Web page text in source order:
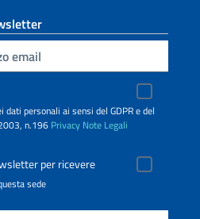
personali ai sensi del GDPR e del
n.196 Privacy Note Legali
per ricevere
sede